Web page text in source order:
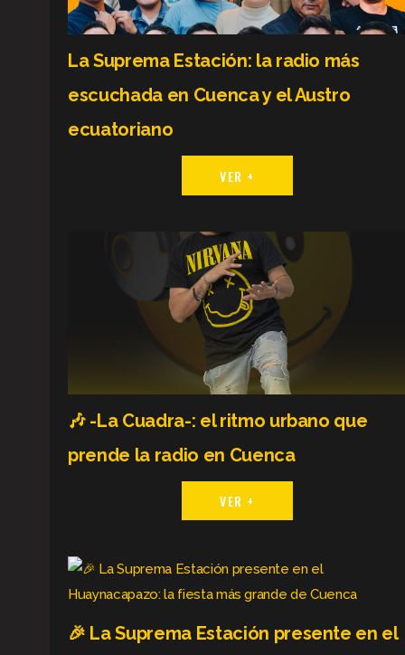
La Suprema Estación: la radio más
escuchada en Cuenca y el Austro
ecuatoriano
VER +
🎶 -La Cuadra-: el ritmo urbano que
prende la radio en Cuenca
VER +
🎉 La Suprema Estación presente en el